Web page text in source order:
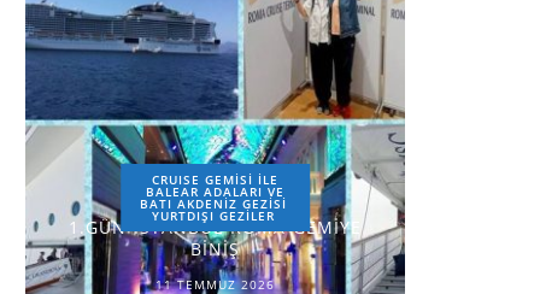
CRUISE GEMİSİ İLE
BALEAR ADALARI VE
BATI AKDENİZ GEZİSİ
YURTDIŞI GEZILER
1.GÜN-İSTANBUL-ROMA-GEMİYE
BİNİŞ
11 TEMMUZ 2026